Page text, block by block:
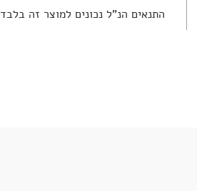
התנאים הנ"ל נכונים למוצר זה בלבד